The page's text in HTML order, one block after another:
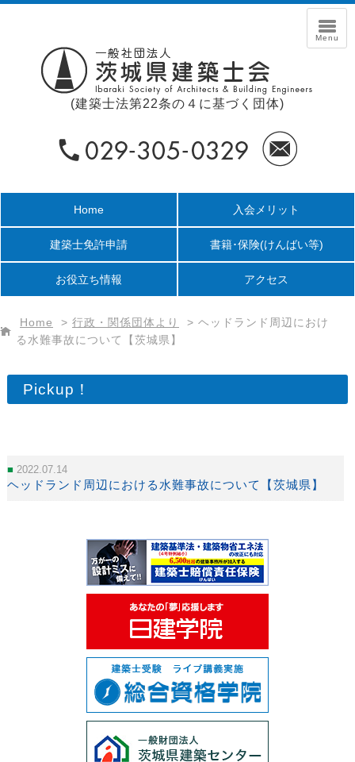
(建築士法第22条の４に基づく団体)
Home 入会メリット
建築士免許申請 書籍･保険(けんばい等)
お役立ち情報 アクセス
Home > 行政・関係団体より > ヘッドランド周辺におけ
る水難事故について【茨城県】
Pickup！
2022.07.14
ヘッドランド周辺における水難事故について【茨城県】